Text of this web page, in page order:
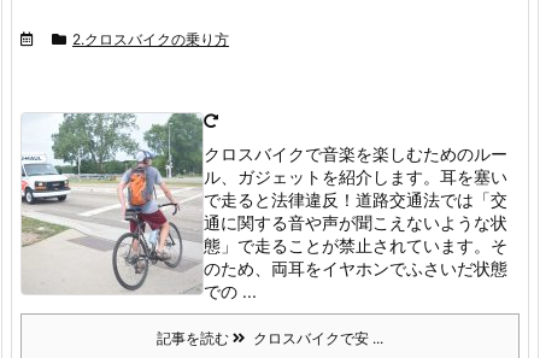
2.クロスバイクの乗り方
クロスバイクで音楽を楽しむためのルー
ル、ガジェットを紹介します。耳を塞い
で走ると法律違反！ 道路交通法では「交
通に関する音や声が聞こえないような状
態」で走ることが禁止されています。 そ
のため、両耳をイヤホンでふさいだ状態
での ...
記事を読む クロスバイクで安 ...